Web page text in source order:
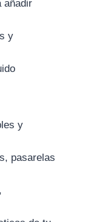
añadir
y
y
pasarelas